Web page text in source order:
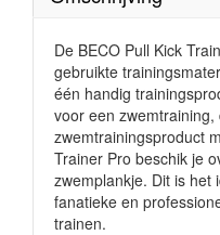
De BECO Pull Kick
gebruikte
één handig
voor een
zwemtrainingsproduct
Trainer Pro beschik je
zwemplankje. Dit is het
fanatieke en
trainen.